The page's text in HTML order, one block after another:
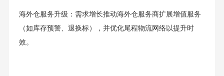
海外仓服务升级：需求增长推动海外仓服务商扩展增值服务
（如库存预警、退换标），并优化尾程物流网络以提升时
效。